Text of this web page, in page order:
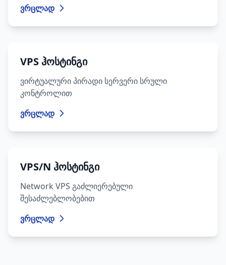
ვრცლად
VPS ჰოსტინგი
ვირტუალური პირადი სერვერი სრული
კონტროლით
ვრცლად
VPS/N ჰოსტინგი
Network VPS გაძლიერებული
შესაძლებლობებით
ვრცლად